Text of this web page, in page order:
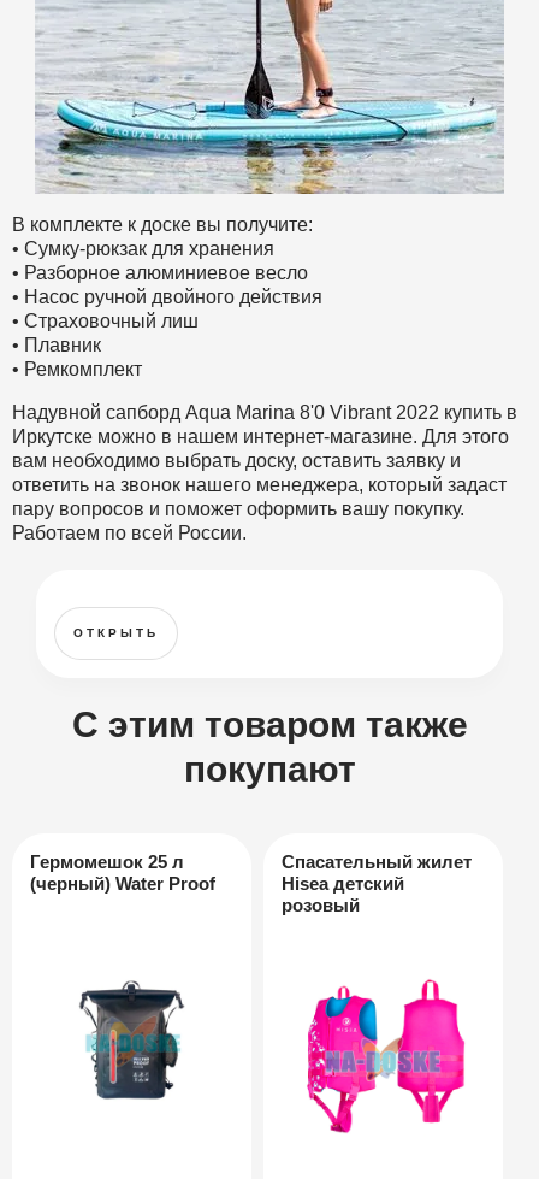
В комплекте к доске вы получите:
• Сумку-рюкзак для хранения
• Разборное алюминиевое весло
• Насос ручной двойного действия
• Страховочный лиш
• Плавник
• Ремкомплект
Надувной сапборд Aqua Marina 8'0 Vibrant 2022 купить в
Иркутске можно в нашем интернет-магазине. Для этого
вам необходимо выбрать доску, оставить заявку и
ответить на звонок нашего менеджера, который задаст
пару вопросов и поможет оформить вашу покупку.
Работаем по всей России.
ОТКРЫТЬ
С этим товаром также
покупают
Гермомешок 25 л
(черный) Water Proof
Спасательный жилет
Hisea детский
розовый